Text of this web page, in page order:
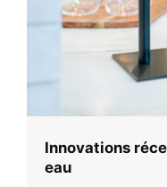
Innovations
eau